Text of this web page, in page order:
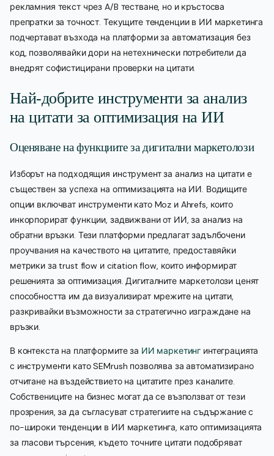
рекламния текст чрез A/B тестване, но и кръстосва
препратки за точност. Текущите тенденции в ИИ маркетинга
подчертават възхода на платформи за автоматизация без
код, позволявайки дори на нетехнически потребители да
внедрят софистицирани проверки на цитати.
Най-добрите инструменти за анализ
на цитати за оптимизация на ИИ
Оценяване на функциите за дигитални маркетолози
Изборът на подходящия инструмент за анализ на цитати е
съществен за успеха на оптимизацията на ИИ. Водищите
опции включват инструменти като Moz и Ahrefs, които
инкорпорират функции, задвижвани от ИИ, за анализ на
обратни връзки. Тези платформи предлагат задълбочени
проучвания на качеството на цитатите, предоставяйки
метрики за trust flow и citation flow, които информират
решенията за оптимизация. Дигиталните маркетолози ценят
способността им да визуализират мрежите на цитати,
разкривайки възможности за стратегично изграждане на
връзки.
В контекста на платформите за ИИ маркетинг интеграцията
с инструменти като SEMrush позволява за автоматизирано
отчитане на въздействието на цитатите през каналите.
Собствениците на бизнес могат да се възползват от тези
прозрения, за да съгласуват стратегиите на съдържание с
по-широки тенденции в ИИ маркетинга, като оптимизацията
за гласови търсения, където точните цитати подобряват